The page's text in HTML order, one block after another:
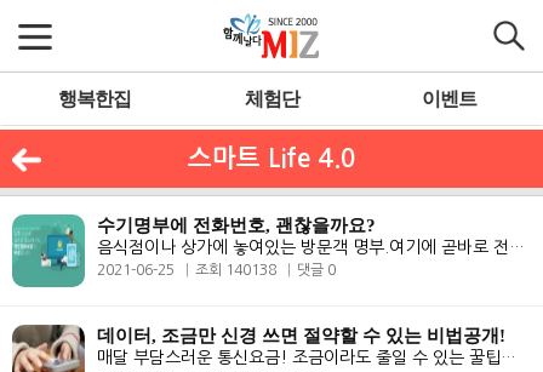
행복한집 체험단 이벤트
스마트 Life 4.0
수기명부에 전화번호, 괜찮을까요?
음식점이나 상가에 놓여있는 방문객 명부.여기에 곧바로 전화번호를 적어도..
2021-06-25 조회 140138 댓글 0
데이터, 조금만 신경 쓰면 절약할 수 있는 비법공개!
매달 부담스러운 통신요금! 조금이라도 줄일 수 있는 꿀팁을 알려드립니다!..